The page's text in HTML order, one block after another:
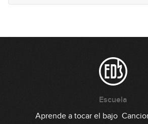
Afinadores
12:16
Escuela
Aprende a tocar el bajo